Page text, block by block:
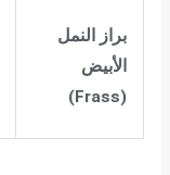
براز النمل
الأبيض
(Frass)